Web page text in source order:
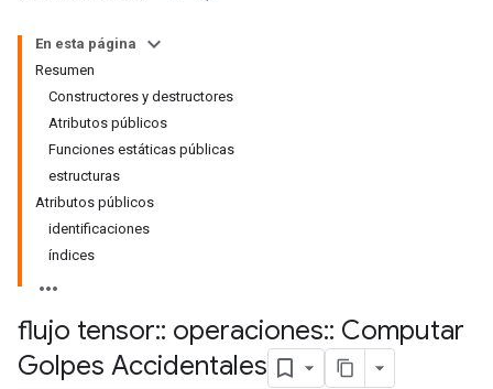
En esta página
Resumen
Constructores y destructores
Atributos públicos
Funciones estáticas públicas
estructuras
Atributos públicos
identificaciones
índices
flujo tensor:: operaciones:: Computar
Golpes Accidentales